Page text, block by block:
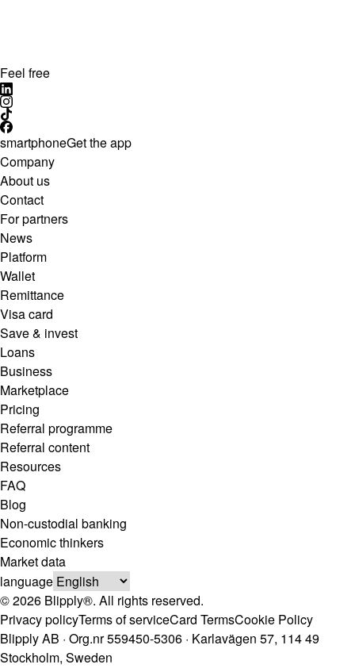
Feel free
smartphoneGet the app
Company
About us
Contact
For partners
News
Platform
Wallet
Remittance
Visa card
Save & invest
Loans
Business
Marketplace
Pricing
Referral programme
Referral content
Resources
FAQ
Blog
Non-custodial banking
Economic thinkers
Market data
language
© 2026 Blipply®. All rights reserved.
Privacy policyTerms of serviceCard TermsCookie Policy
Blipply AB · Org.nr 559450-5306 · Karlavägen 57, 114 49
Stockholm, Sweden